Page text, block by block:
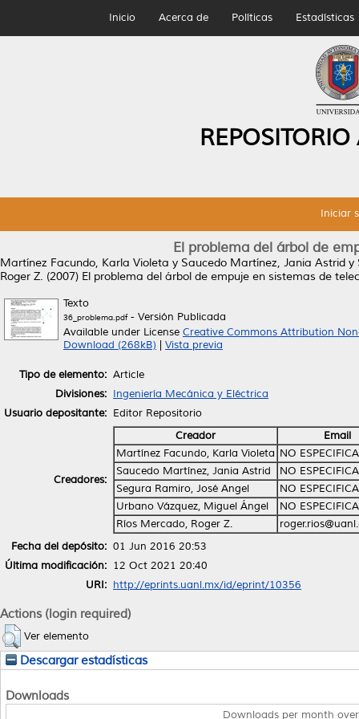
Inicio Acerca de Políticas Estadísticas
Iniciar
El problema del árbol de
Martínez Facundo, Karla Violeta y Saucedo Martínez, Jania Astrid y
Roger Z. (2007) El problema del árbol de empuje en sistemas de
Texto
36_problema.pdf- Versión Publicada
Available under License Creative Commons Attribution
Download (268kB)
Vista previa
Tipo de elemento: Article
Divisiones: Ingeniería Mecánica y Eléctrica
Usuario depositante: Editor Repositorio
Creadores:
Creador
Email
Martínez Facundo, Karla Violeta NO
Saucedo Martínez, Jania Astrid
NO
Segura Ramiro, José Angel
NO
Urbano Vázquez, Miguel Ángel
NO
Ríos Mercado, Roger Z.
Fecha del depósito: 01 Jun 2016 20:53
Última modificación: 12 Oct 2021 20:40
URI: http://eprints.uanl.mx/id/eprint/10356
Actions (login required)
Ver elemento
Descargar estadísticas
Downloads
Downloads per month